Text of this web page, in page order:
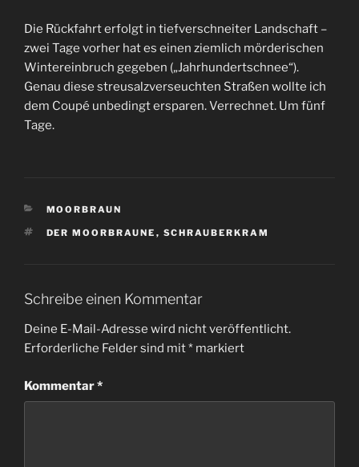
Die Rückfahrt erfolgt in tiefverschneiter Landschaft –
zwei Tage vorher hat es einen ziemlich mörderischen
Wintereinbruch gegeben („Jahrhundertschnee“).
Genau diese streusalzverseuchten Straßen wollte ich
dem Coupé unbedingt ersparen. Verrechnet. Um fünf
Tage.
KATEGORIEN
MOORBRAUN
SCHLAGWÖRTER
DER MOORBRAUNE , SCHRAUBERKRAM
Schreibe einen Kommentar
Deine E-Mail-Adresse wird nicht veröffentlicht.
Erforderliche Felder sind mit* markiert
Kommentar*